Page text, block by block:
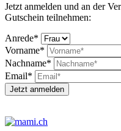
Jetzt anmelden und an der
Gutschein teilnehmen:
Anrede*
Vorname*
Nachname*
Email*
Jetzt anmelden